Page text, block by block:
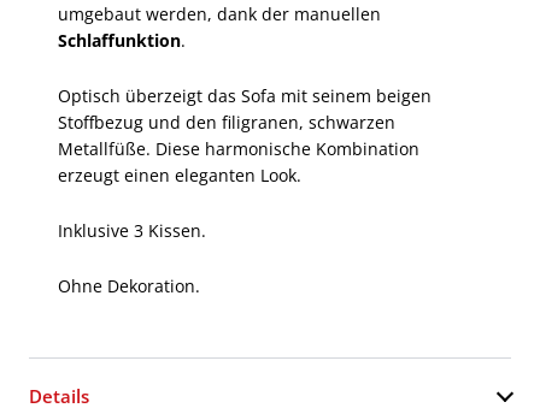
umgebaut werden, dank der manuellen
Schlaffunktion.
Optisch überzeigt das Sofa mit seinem beigen
Stoffbezug und den filigranen, schwarzen
Metallfüße. Diese harmonische Kombination
erzeugt einen eleganten Look.
Inklusive 3 Kissen.
Ohne Dekoration.
Details